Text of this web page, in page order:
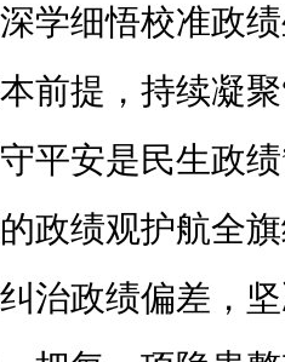
学细悟校准政
前提，持续凝
平安是民生政
政绩观护航全
治政绩偏差，